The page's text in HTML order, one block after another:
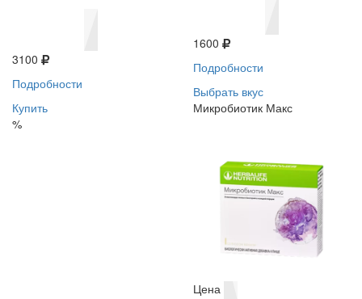
3100
Подробности
Купить
%
1600
Подробности
Выбрать вкус
Микробиотик Макс
Цена